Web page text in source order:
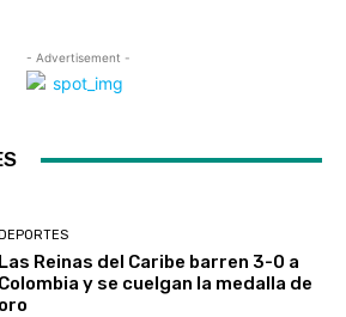
- Advertisement -
Las Reinas del Caribe barren 3-0 a
Colombia y se cuelgan la medalla de
oro